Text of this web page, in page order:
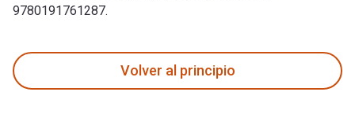
9780191761287.
Volver al principio